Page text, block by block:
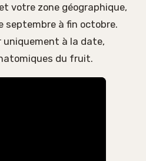
votre zone géographique,
septembre à fin octobre.
uniquement à la date,
du fruit.